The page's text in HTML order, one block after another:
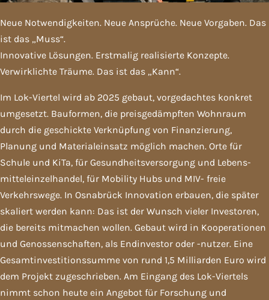
Neue Notwendigkeiten. Neue Ansprüche. Neue Vorgaben. Das
ist das „Muss“.
Innovative Lösungen. Erstmalig realisierte Konzepte.
Verwirklichte Träume. Das ist das „Kann“.
Im Lok-Viertel wird ab 2025 gebaut, vorgedachtes konkret
umgesetzt. Bauformen, die preisgedämpften Wohnraum
durch die geschickte Verknüpfung von Finanzierung,
Planung und Material­einsatz möglich machen. Orte für
Schule und KiTa, für Gesundheits­versorgung und Lebens­
mittel­einzel­handel, für Mobility Hubs und MIV- freie
Verkehrswege. In Osnabrück Innovation erbauen, die später
skaliert werden kann: Das ist der Wunsch vieler Investoren,
die bereits mitmachen wollen. Gebaut wird in Kooperationen
und Genossen­schaften, als Endinvestor oder -nutzer. Eine
Gesamt­investitions­summe von rund 1,5 Milliarden Euro wird
dem Projekt zugeschrieben. Am Eingang des Lok-Viertels
nimmt schon heute ein Angebot für Forschung und